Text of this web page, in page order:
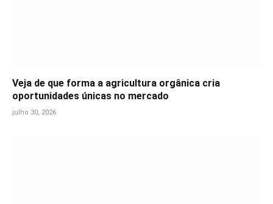
Veja de que forma a agricultura orgânica cria
oportunidades únicas no mercado
julho 30, 2026